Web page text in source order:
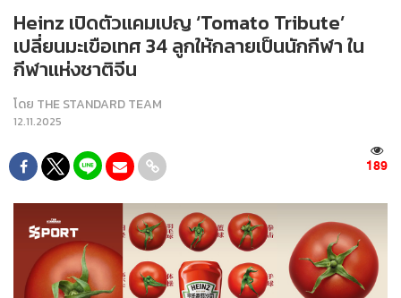
Heinz เปิดตัวแคมเปญ ‘Tomato Tribute’
เปลี่ยนมะเขือเทศ 34 ลูกให้กลายเป็นนักกีฬา ใน
กีฬาแห่งชาติจีน
โดย THE STANDARD TEAM
12.11.2025
189